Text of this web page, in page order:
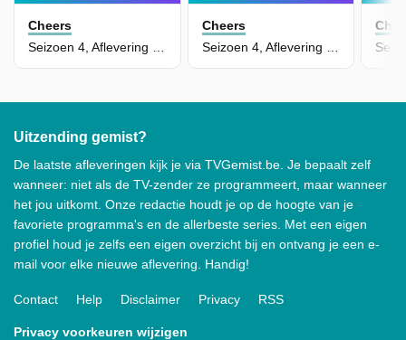
Cheers
Cheers
Uitzending gemist?
De laatste afleveringen kijk je via TVGemist.be. Je bepaalt zelf
wanneer: niet als de TV-zender ze programmeert, maar wanneer
het jou uitkomt. Onze redactie houdt je op de hoogte van je
favoriete programma's en de allerbeste series. Met een eigen
profiel houd je zelfs een eigen overzicht bij en ontvang je een e-
mail voor elke nieuwe aflevering. Handig!
Contact Help Disclaimer Privacy RSS
Privacy voorkeuren wijzigen